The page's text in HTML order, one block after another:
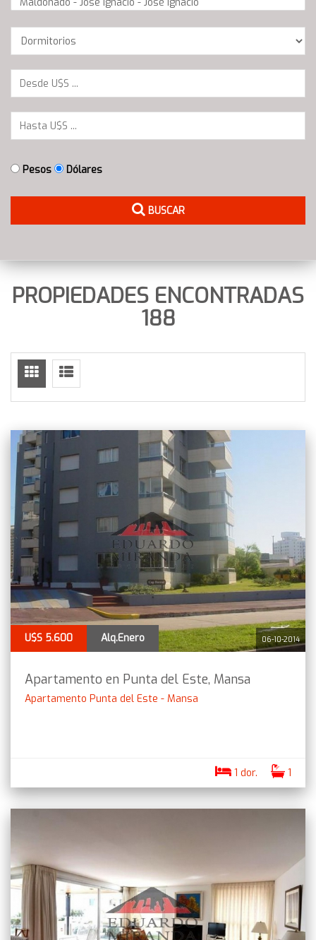
Dormitorios
Pesos Dólares
BUSCAR
PROPIEDADES ENCONTRADAS
188
06-10-2014
U$S 5.600 Alq.Enero
Apartamento en Punta del Este, Mansa
Apartamento Punta del Este - Mansa
1 dor. 1